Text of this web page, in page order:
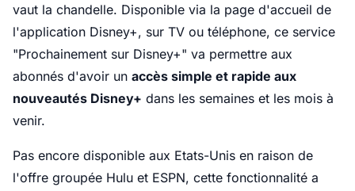
vaut la chandelle. Disponible via la page d'accueil de
l'application Disney+, sur TV ou téléphone, ce service
"Prochainement sur Disney+" va permettre aux
abonnés d'avoir un accès simple et rapide aux
nouveautés Disney+ dans les semaines et les mois à
venir.
Pas encore disponible aux Etats-Unis en raison de
l'offre groupée Hulu et ESPN, cette fonctionnalité a